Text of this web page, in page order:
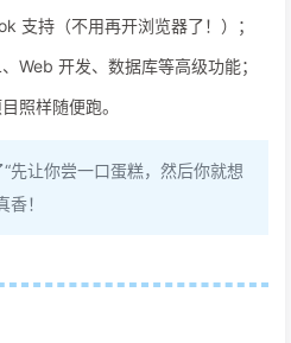
支持（不用再开浏览器了！）；
Web 开发、数据库等高级功能；
照样随便跑。
先让你尝一口蛋糕，然后你就想
！